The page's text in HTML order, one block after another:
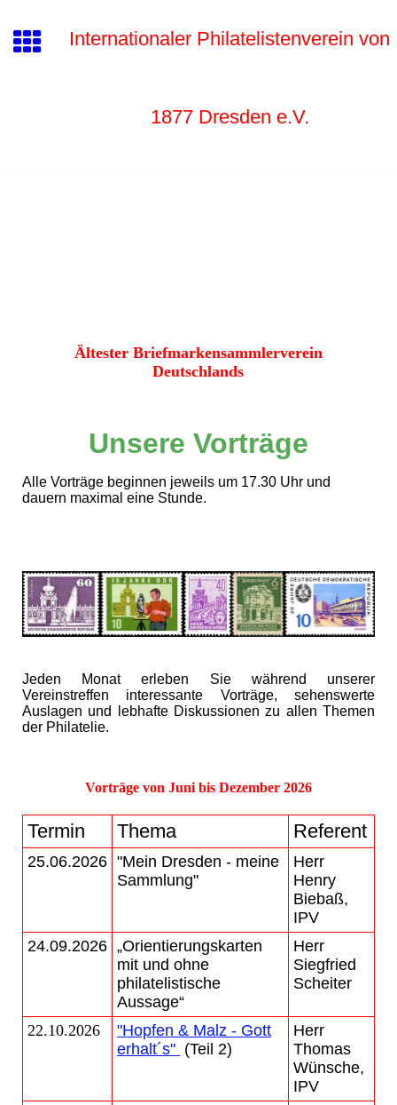
Internationaler Philatelistenverein von
1877 Dresden e.V.
Ältester Briefmarkensammlerverein
Deutschlands
Unsere Vorträge
Alle Vorträge beginnen jeweils um 17.30 Uhr und
dauern maximal eine Stunde.
Jeden Monat erleben Sie während unserer
Vereinstreffen interessante Vorträge, sehenswerte
Auslagen und lebhafte Diskussionen zu allen Themen
der Philatelie.
Vorträge von Juni bis Dezember 2026
Termin Thema Referent
25.06.2026 "Mein Dresden - meine
Sammlung"
Herr
Henry
Biebaß,
IPV
24.09.2026 „Orientierungskarten
mit und ohne
philatelistische
Aussage“
Herr
Siegfried
Scheiter
22.10.2026
"Hopfen & Malz - Gott
erhalt´s" (Teil 2)
Herr
Thomas
Wünsche,
IPV